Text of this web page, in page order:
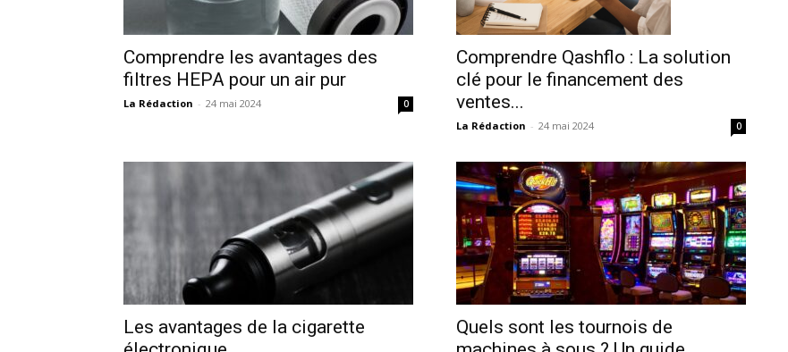
Comprendre les avantages des
filtres HEPA pour un air pur
La Rédaction - 24 mai 2024 0
Comprendre Qashflo : La solution
clé pour le financement des
ventes...
La Rédaction - 24 mai 2024 0
Les avantages de la cigarette
Quels sont les tournois de